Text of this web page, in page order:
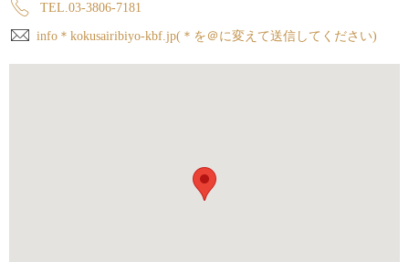
TEL.03-3806-7181
info＊kokusairibiyo-kbf.jp(＊を＠に変えて送信してください)